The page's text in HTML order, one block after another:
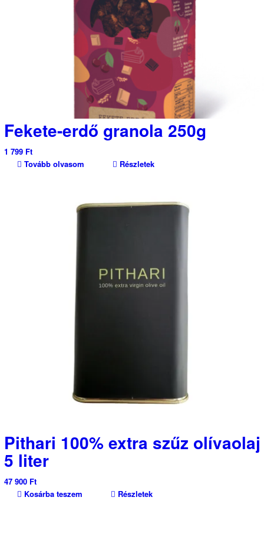
Fekete-erdő granola 250g
1 799 Ft
Tovább olvasom
Részletek
Pithari 100% extra szűz olívaolaj
5 liter
47 900 Ft
Kosárba teszem
Részletek